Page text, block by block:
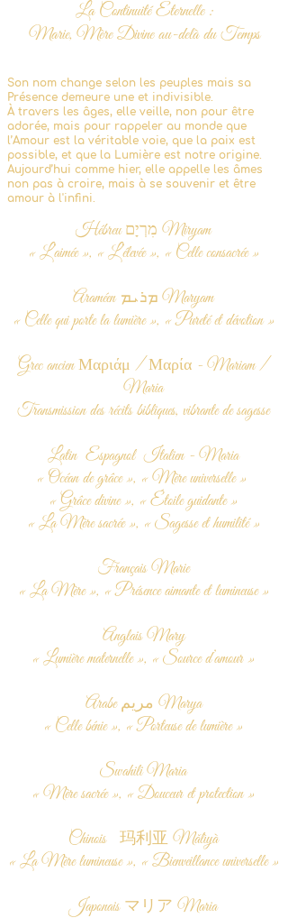
La Continuité Éternelle :
Marie, Mère Divine au-delà du Temps
Son nom change selon les peuples mais sa
Présence demeure une et indivisible.
À travers les âges, elle veille, non pour être
adorée, mais pour rappeler au monde que
l’Amour est la véritable voie, que la paix est
possible, et que la Lumière est notre origine.
Aujourd’hui comme hier, elle appelle les âmes
non pas à croire, mais à se souvenir et être
amour à l'infini.
Hébreu מִרְיָם Miryam
« L’aimée », « L’élevée », « Celle consacrée »
Araméen ܡܪܝܡ Maryam
« Celle qui porte la lumière », « Pureté et dévotion »
Grec ancien Μαριάμ / Μαρία - Mariam /
Maria
Transmission des récits bibliques, vibrante de sagesse
Latin Espagnol Italien - Maria
« Océan de grâce », « Mère universelle »
« Grâce divine », « Étoile guidante »
« La Mère sacrée », « Sagesse et humilité »
Français Marie
« La Mère », « Présence aimante et lumineuse »
Anglais Mary
« Lumière maternelle », « Source d’amour »
Arabe مريم Marya
« Celle bénie », « Porteuse de lumière »
Swahili Maria
« Mère sacrée », « Douceur et protection »
Chinois 玛利亚 Mǎlìyà
« La Mère lumineuse », « Bienveillance universelle »
Japonais マリア Maria